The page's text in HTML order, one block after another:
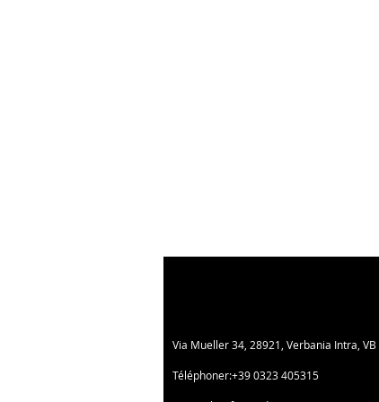
Via Mueller 34, 28921, Verbania Intra, VB
Téléphoner:+39 0323 405315